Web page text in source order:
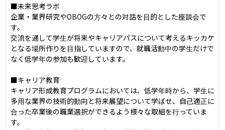
■未来思考ラボ
企業・業界研究やOBOGの方々との対話を目的とした座談会で
す。
交流を通して学生が将来やキャリアパスについて考えるキッカケ
となる場所作りを目指していますので、就職活動中の学生だけで
なく低学年の参加も歓迎しています。
■キャリア教育
キャリア形成教育プログラムにおいては、低学年時から、学生に
多用な業界の技術的動向と将来展望について学ばせ、自己適正に
合った卒業後の職業選択ができるよう様々な取組を行っていま
す。